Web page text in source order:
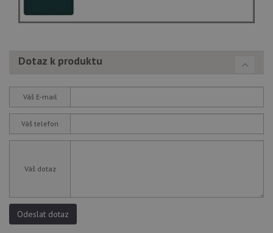
Dotaz k produktu
Váš E-mail
Váš telefon
Váš dotaz
Odeslat dotaz